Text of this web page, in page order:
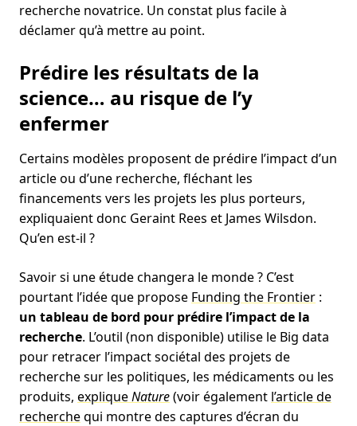
recherche novatrice. Un constat plus facile à
déclamer qu’à mettre au point.
Prédire les résultats de la
science… au risque de l’y
enfermer
Certains modèles proposent de prédire l’impact d’un
article ou d’une recherche, fléchant les
financements vers les projets les plus porteurs,
expliquaient donc Geraint Rees et James Wilsdon.
Qu’en est-il ?
Savoir si une étude changera le monde ? C’est
pourtant l’idée que propose Funding the Frontier :
un tableau de bord pour prédire l’impact de la
recherche. L’outil (non disponible) utilise le Big data
pour retracer l’impact sociétal des projets de
recherche sur les politiques, les médicaments ou les
produits, expliqueNature(voir également l’article de
recherchequi montre des captures d’écran du